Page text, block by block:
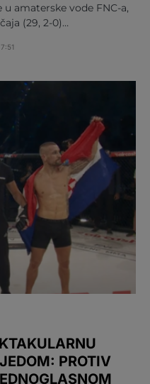
amaterske vode FNC-a,
(29, 2-0)…
PROTIV